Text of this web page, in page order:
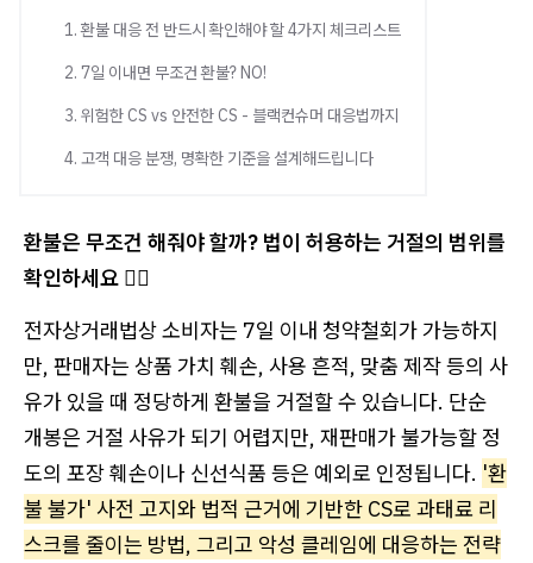
1. 환불 대응 전 반드시 확인해야 할 4가지 체크리스트
2. 7일 이내면 무조건 환불? NO!
3. 위험한 CS vs 안전한 CS - 블랙컨슈머 대응법까지
4. 고객 대응 분쟁, 명확한 기준을 설계해드립니다
환불은 무조건 해줘야 할까? 법이 허용하는 거절의 범위를
확인하세요 💁‍♀️
전자상거래법상 소비자는 7일 이내 청약철회가 가능하지
만, 판매자는 상품 가치 훼손, 사용 흔적, 맞춤 제작 등의 사
유가 있을 때 정당하게 환불을 거절할 수 있습니다. 단순
개봉은 거절 사유가 되기 어렵지만, 재판매가 불가능할 정
도의 포장 훼손이나 신선식품 등은 예외로 인정됩니다. '환
불 불가' 사전 고지와 법적 근거에 기반한 CS로 과태료 리
스크를 줄이는 방법, 그리고 악성 클레임에 대응하는 전략